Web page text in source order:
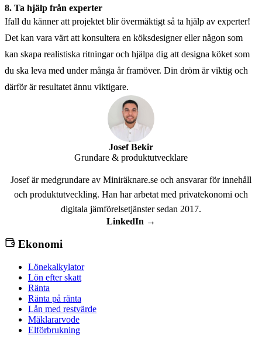
8. Ta hjälp från experter
Ifall du känner att projektet blir övermäktigt så ta hjälp av experter!
Det kan vara värt att konsultera en köksdesigner eller någon som
kan skapa realistiska ritningar och hjälpa dig att designa köket som
du ska leva med under många år framöver. Din dröm är viktig och
därför är resultatet ännu viktigare.
Josef Bekir
Grundare & produktutvecklare
Josef är medgrundare av Miniräknare.se och ansvarar för innehåll
och produktutveckling. Han har arbetat med privatekonomi och
digitala jämförelsetjänster sedan 2017.
LinkedIn →
Ekonomi
Lönekalkylator
Lön efter skatt
Ränta
Ränta på ränta
Lån med restvärde
Mäklararvode
Elförbrukning